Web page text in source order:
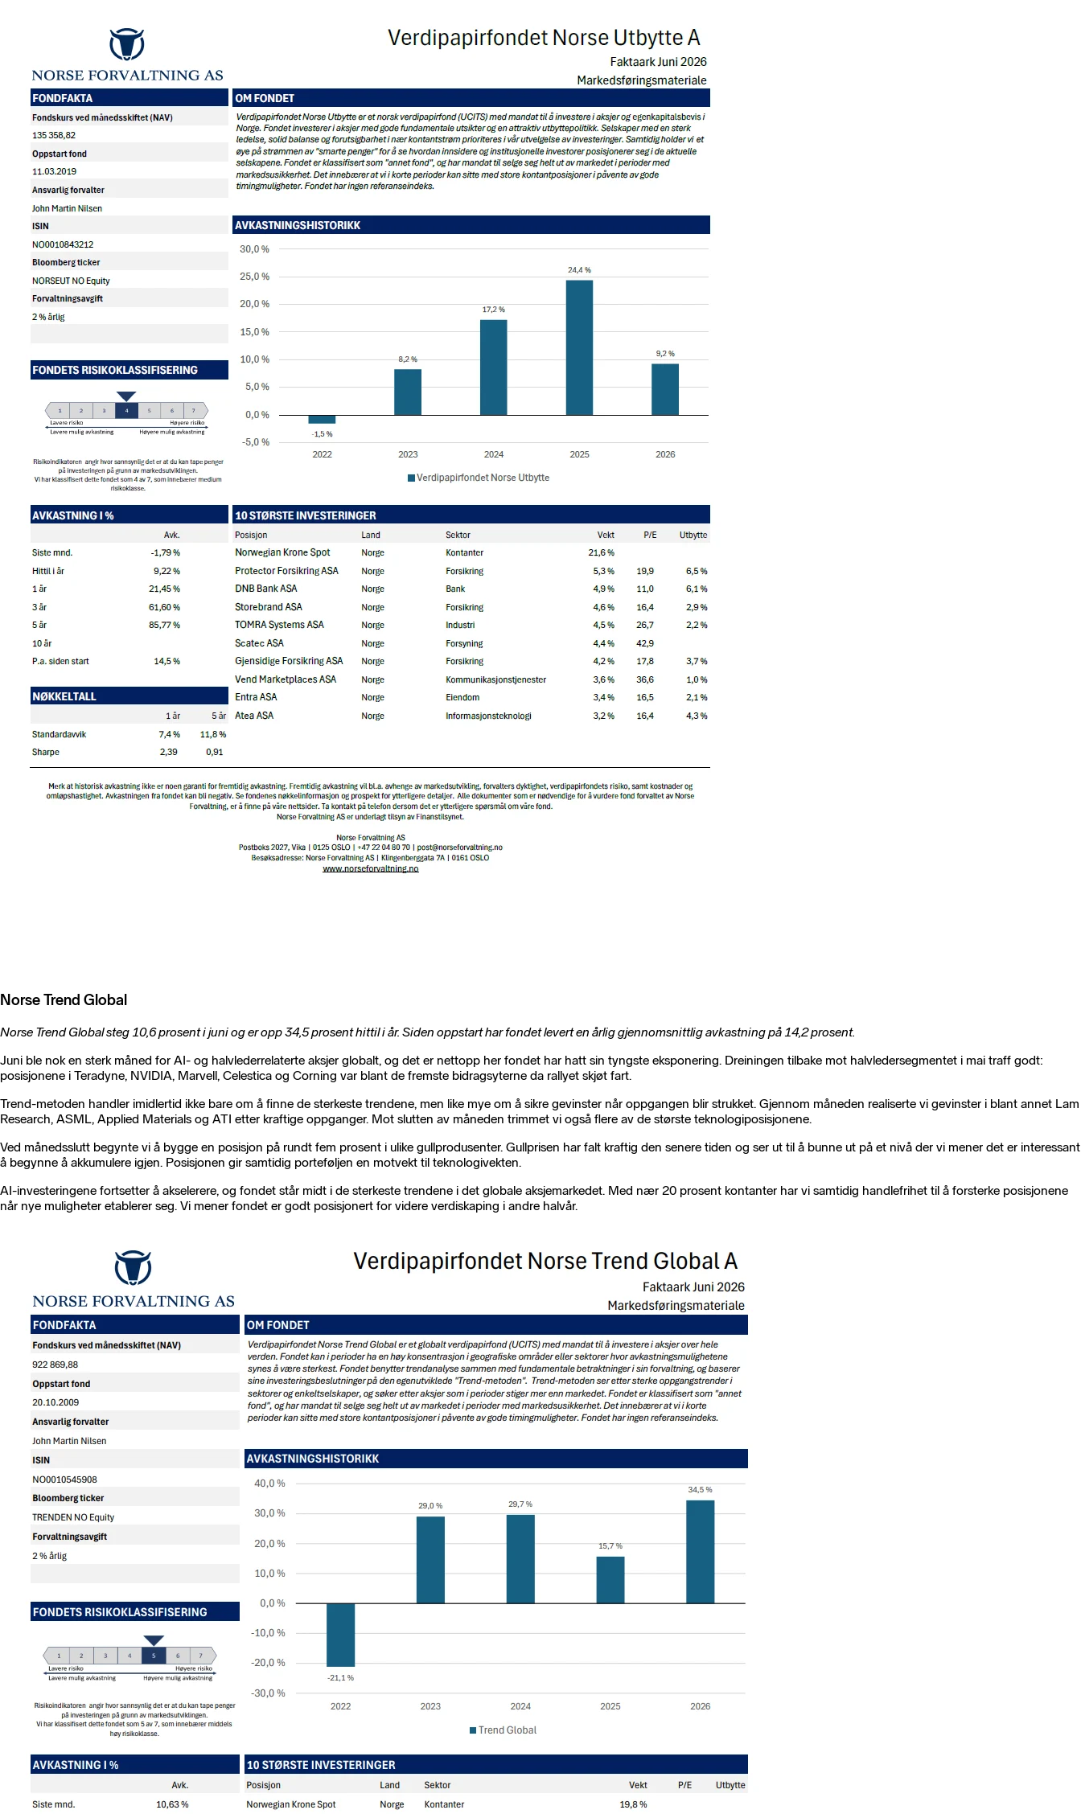
Norse Trend Global
Norse Trend Global steg 10,6 prosent i juni og er opp 34,5 prosent hittil i år. Siden oppstart har fondet levert en årlig gjennomsnittlig avkastning på 14,2 prosent.
Juni ble nok en sterk måned for AI- og halvlederrelaterte aksjer globalt, og det er nettopp her fondet har hatt sin tyngste eksponering. Dreiningen tilbake mot halvledersegmentet i mai traff godt:
posisjonene i Teradyne, NVIDIA, Marvell, Celestica og Corning var blant de fremste bidragsyterne da rallyet skjøt fart.
Trend-metoden handler imidlertid ikke bare om å finne de sterkeste trendene, men like mye om å sikre gevinster når oppgangen blir strukket. Gjennom måneden realiserte vi gevinster i blant annet Lam
Research, ASML, Applied Materials og ATI etter kraftige oppganger. Mot slutten av måneden trimmet vi også flere av de største teknologiposisjonene.
Ved månedsslutt begynte vi å bygge en posisjon på rundt fem prosent i ulike gullprodusenter. Gullprisen har falt kraftig den senere tiden og ser ut til å bunne ut på et nivå der vi mener det er interessant
å begynne å akkumulere igjen. Posisjonen gir samtidig porteføljen en motvekt til teknologivekten.
AI-investeringene fortsetter å akselerere, og fondet står midt i de sterkeste trendene i det globale aksjemarkedet. Med nær 20 prosent kontanter har vi samtidig handlefrihet til å forsterke posisjonene
når nye muligheter etablerer seg. Vi mener fondet er godt posisjonert for videre verdiskaping i andre halvår.